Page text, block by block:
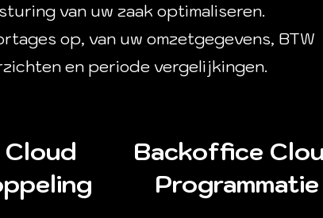
van uw zaak optimaliseren.
op, van uw omzetgegevens, BTW
en periode vergelijkingen.
Backoffice
Programmatie